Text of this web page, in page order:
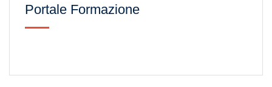
Portale Formazione